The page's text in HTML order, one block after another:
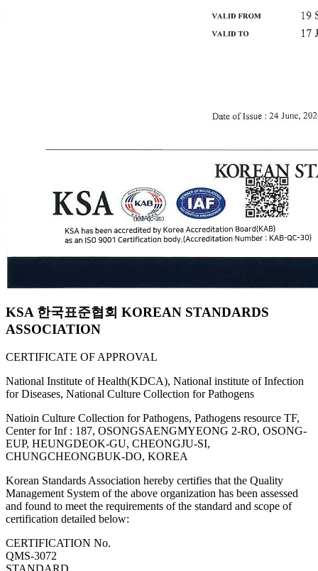
KSA 한국표준협회 KOREAN STANDARDS
ASSOCIATION
CERTIFICATE OF APPROVAL
National Institute of Health(KDCA), National institute of Infection
for Diseases, National Culture Collection for Pathogens
Natioin Culture Collection for Pathogens, Pathogens resource TF,
Center for Inf : 187, OSONGSAENGMYEONG 2-RO, OSONG-
EUP, HEUNGDEOK-GU, CHEONGJU-SI,
CHUNGCHEONGBUK-DO, KOREA
Korean Standards Association hereby certifies that the Quality
Management System of the above organization has been assessed
and found to meet the requirements of the standard and scope of
certification detailed below:
CERTIFICATION No.
QMS-3072
STANDARD